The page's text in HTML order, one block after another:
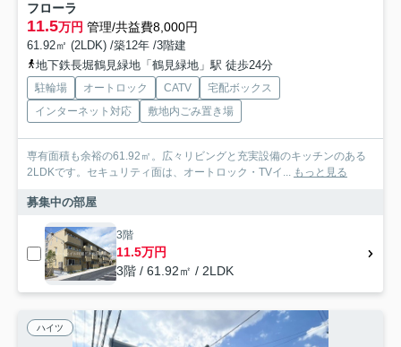
フローラ
11.5万円 管理/共益費8,000円
61.92㎡ (2LDK) /築12年 /3階建
地下鉄長堀鶴見緑地「鶴見緑地」駅 徒歩24分
駐輪場 オートロック CATV
宅配ボックス
インターネット対応
敷地内ごみ置き場
専有面積も余裕の61.92㎡。広々リビングと充実設備のキッチンのある
2LDKです。セキュリティ面は、オートロック・TVイ... もっと見る
募集中の部屋
3階
11.5万円
3階 / 61.92㎡ / 2LDK
ハイツ